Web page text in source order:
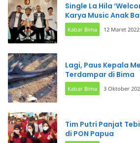
Single La Hila
Karya Music Anak
Kabar Bima 12 Maret 2022
Lagi, Paus Kepala
Terdampar di Bima
Kabar Bima 3 Oktober
Tim Putri Panjat
di PON Papua